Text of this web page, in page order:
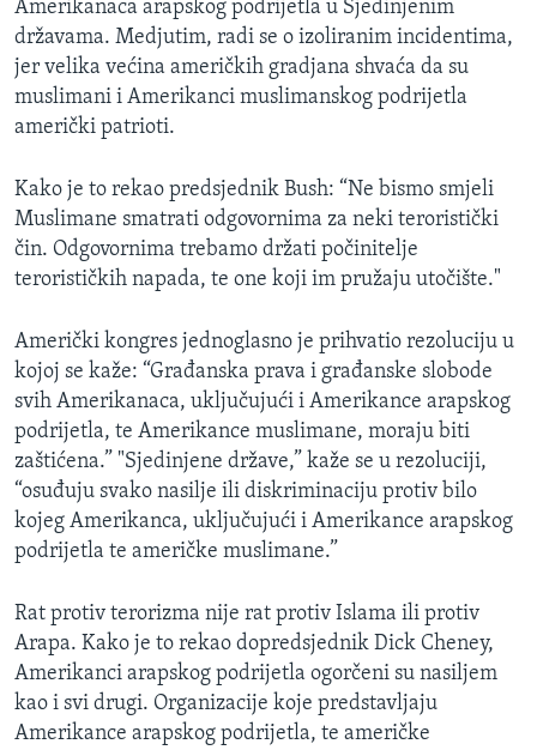
Learning English
PRATITE NAS
Jezici
Amerikanaca arapskog podrijetla u Sjedinjenim
državama. Medjutim, radi se o izoliranim incidentima,
jer velika većina američkih gradjana shvaća da su
muslimani i Amerikanci muslimanskog podrijetla
američki patrioti.
Kako je to rekao predsjednik Bush: “Ne bismo smjeli
Muslimane smatrati odgovornima za neki teroristički
čin. Odgovornima trebamo držati počinitelje
terorističkih napada, te one koji im pružaju utočište."
Američki kongres jednoglasno je prihvatio rezoluciju u
kojoj se kaže: “Građanska prava i građanske slobode
svih Amerikanaca, uključujući i Amerikance arapskog
podrijetla, te Amerikance muslimane, moraju biti
zaštićena.” "Sjedinjene države,” kaže se u rezoluciji,
“osuđuju svako nasilje ili diskriminaciju protiv bilo
kojeg Amerikanca, uključujući i Amerikance arapskog
podrijetla te američke muslimane.”
Rat protiv terorizma nije rat protiv Islama ili protiv
Arapa. Kako je to rekao dopredsjednik Dick Cheney,
Amerikanci arapskog podrijetla ogorčeni su nasiljem
kao i svi drugi. Organizacije koje predstavljaju
Amerikance arapskog podrijetla, te američke